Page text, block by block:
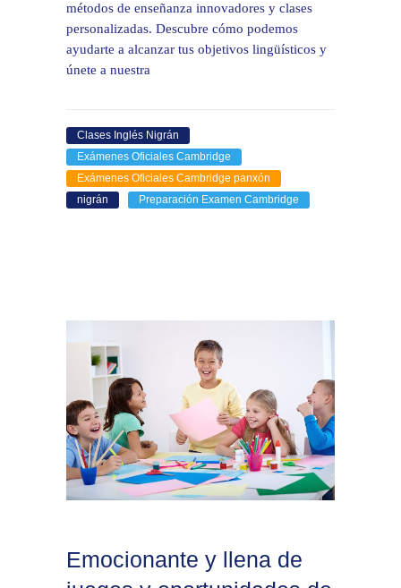
métodos de enseñanza innovadores y clases
personalizadas. Descubre cómo podemos
ayudarte a alcanzar tus objetivos lingüísticos y
únete a nuestra
Clases Inglés Nigrán
Exámenes Oficiales Cambridge
Exámenes Oficiales Cambridge panxón
nigrán
Preparación Examen Cambridge
Emocionante y llena de